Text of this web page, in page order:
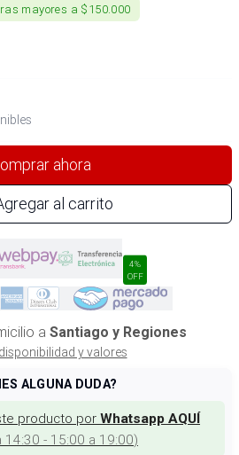
mayores a $150.000
ahora
al carrito
4%
OFF
a Santiago y Regiones
y valores
ALGUNA DUDA?
producto por Whatsapp AQUÍ
14:30 - 15:00 a 19:00)